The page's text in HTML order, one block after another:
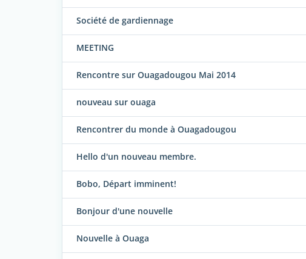
Société de gardiennage
MEETING
Rencontre sur Ouagadougou Mai 2014
nouveau sur ouaga
Rencontrer du monde à Ouagadougou
Hello d'un nouveau membre.
Bobo, Départ imminent!
Bonjour d'une nouvelle
Nouvelle à Ouaga